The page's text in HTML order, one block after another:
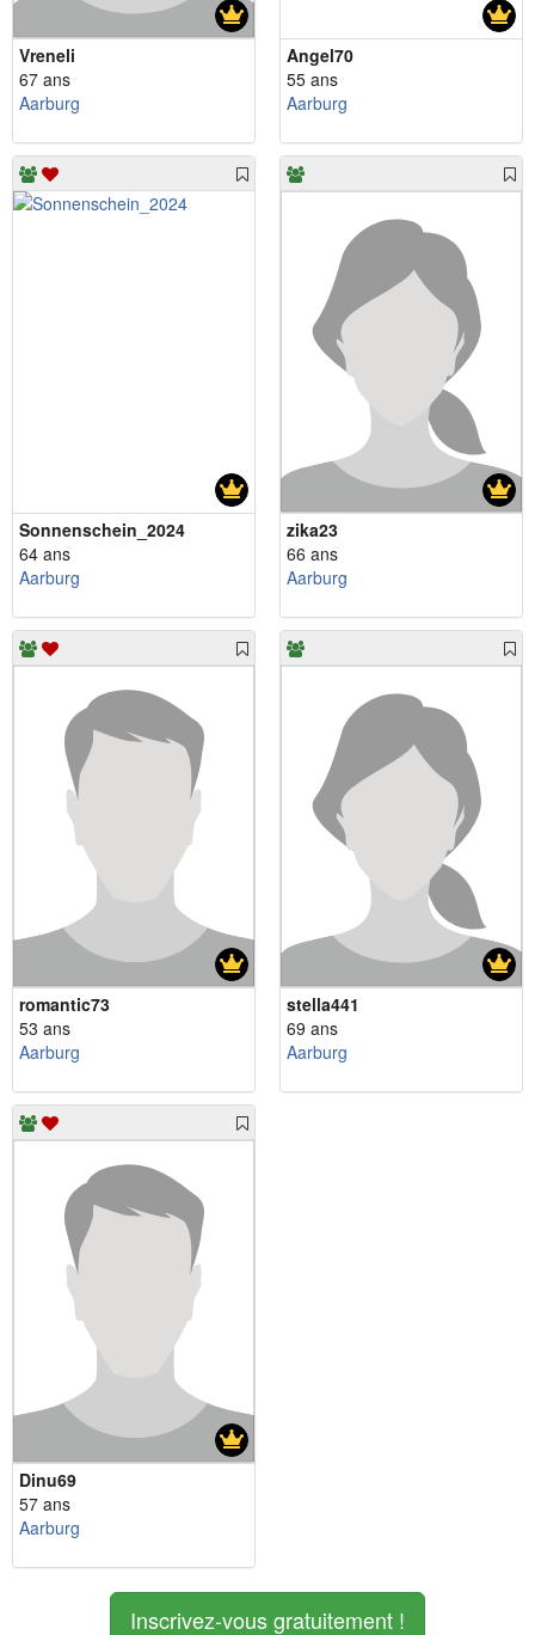
Vreneli
67 ans
Aarburg
Angel70
55 ans
Aarburg
Sonnenschein_2024
64 ans
Aarburg
zika23
66 ans
Aarburg
romantic73
53 ans
Aarburg
stella441
69 ans
Aarburg
Dinu69
57 ans
Aarburg
Inscrivez-vous gratuitement !